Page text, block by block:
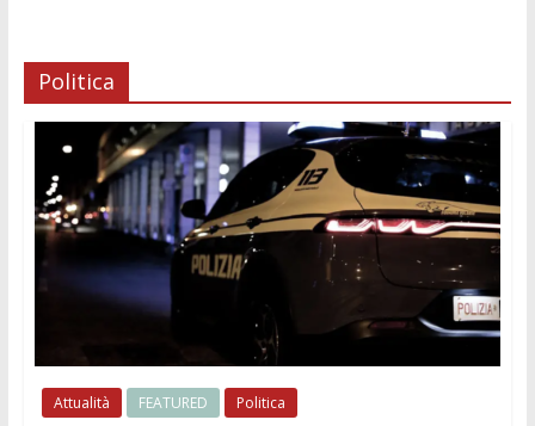
Politica
Attualità FEATURED Politica